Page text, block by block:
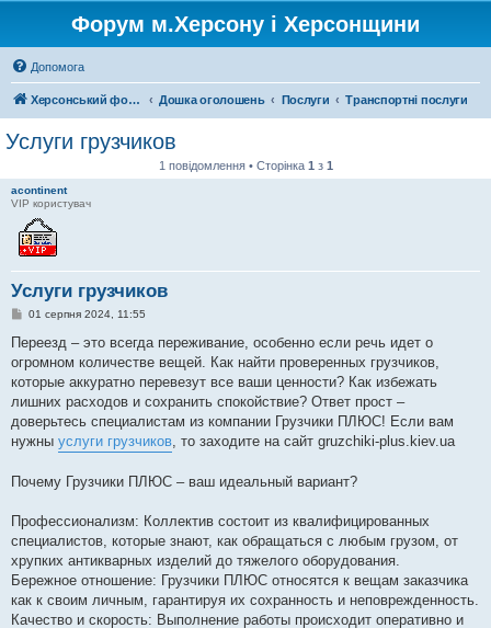
Форум м.Херсону і Херсонщини
Допомога
Херсонський форум Дошка оголошень Послуги Транспортні послуги
Услуги грузчиков
1 повідомлення • Сторінка 1 з 1
acontinent
VIP користувач
Услуги грузчиков
П
в
д
о
л
е
н
01 серпня 2024, 11:55
Переезд – это всегда переживание, особенно если речь идет о
огромном количестве вещей. Как найти проверенных грузчиков,
которые аккуратно перевезут все ваши ценности? Как избежать
лишних расходов и сохранить спокойствие? Ответ прост –
доверьтесь специалистам из компании Грузчики ПЛЮС! Если вам
нужны услуги грузчиков, то заходите на сайт gruzchiki-plus.kiev.ua
Почему Грузчики ПЛЮС – ваш идеальный вариант?
Профессионализм: Коллектив состоит из квалифицированных
специалистов, которые знают, как обращаться с любым грузом, от
хрупких антикварных изделий до тяжелого оборудования.
Бережное отношение: Грузчики ПЛЮС относятся к вещам заказчика
как к своим личным, гарантируя их сохранность и неповрежденность.
Качество и скорость: Выполнение работы происходит оперативно и